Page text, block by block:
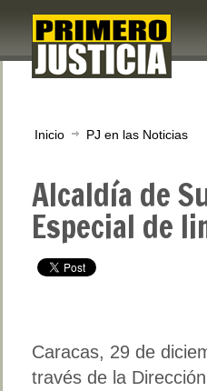
Inicio PJ en las Noticias
Alcaldía de
Especial de
Caracas, 29 de
través de la